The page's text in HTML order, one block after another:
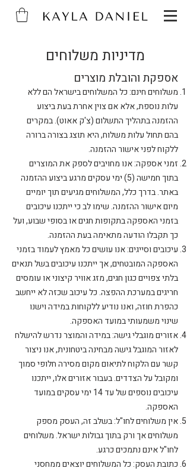
מדיניות משלוחים
אספקת והובלת מוצרים
משלוחים חינם: כל המשלוחים בישראל הם ללא
עלות נוספת, אלא אם צוין אחרת בעת ביצוע
ההזמנה בתהליך התשלום (צ'ק אאוט). במקרים
בהם תחול עלות משלוח, היא תוצג בצורה ברורה
ללקוח לפני אישור ההזמנה.
זמני אספקה: אנו מחויבים לספק את המוצרים
בתוך חמישה (5) ימי עסקים מרגע ביצוע ההזמנה
באתר. בדרך כלל, המשלוחים מגיעים תוך יומיים
מיום אישור ההזמנה. שימו לב כי ייתכנו עיכובים
בזמני האספקה בתקופות חגים או בסופי שבוע, ועל
כך תקבלו הודעה מתאימה בעת ההזמנה.
עיכובים וסייגים: אנו עושים כל מאמץ לעמוד בזמני
האספקה המובטחים, אך ייתכנו עיכובים בשל תנאים
בלתי צפויים כגון חגים, מזג אוויר קיצוני או עומסים
חריגים במערכת ההפצה. כל עיכוב שכזה לא ייחשב
כהפרת חוזה, ואנו נודיע ללקוחות במידה וישנו
שינוי משמעותי במועד האספקה.
אזורים מוגבלי גישה: במידה והמוצר נדרש להישלח
לאזור המוגבל גישה מבחינה ביטחונית, אנו ניצור
קשר עם הלקוח לתיאום מקום מסירה חלופי סמוך
ומקובל על הצדדים. בעבור אזורים אלו, ייתכנו
עיכובים נוספים של עד 14 ימי עסקים במועד
האספקה.
אין משלוחים לחו"ל: בשלב זה, העסק מספק
משלוחים אך ורק בתוך גבולות ישראל. משלוחים
לחו"ל אינם נתמכים כרגע.
כתובת העסק: כל המשלוחים יוצאים ממחסני